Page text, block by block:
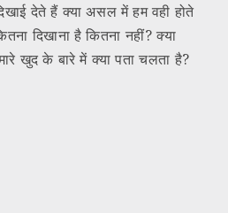
देते हैं क्या असल में हम वही होते
दिखाना है कितना नहीं? क्या
खुद के बारे में क्या पता चलता है?